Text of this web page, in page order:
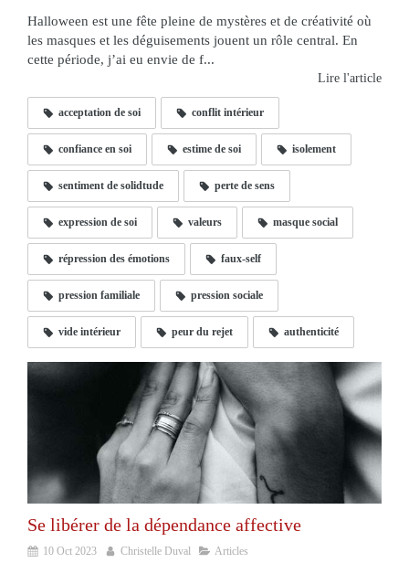
Halloween est une fête pleine de mystères et de créativité où
les masques et les déguisements jouent un rôle central. En
cette période, j’ai eu envie de f...
Lire l'article
acceptation de soi conflit intérieur
confiance en soi estime de soi isolement
sentiment de solidtude perte de sens
expression de soi valeurs masque social
répression des émotions faux-self
pression familiale pression sociale
vide intérieur peur du rejet authenticité
Se libérer de la dépendance affective
10 Oct 2023 Christelle Duval Articles